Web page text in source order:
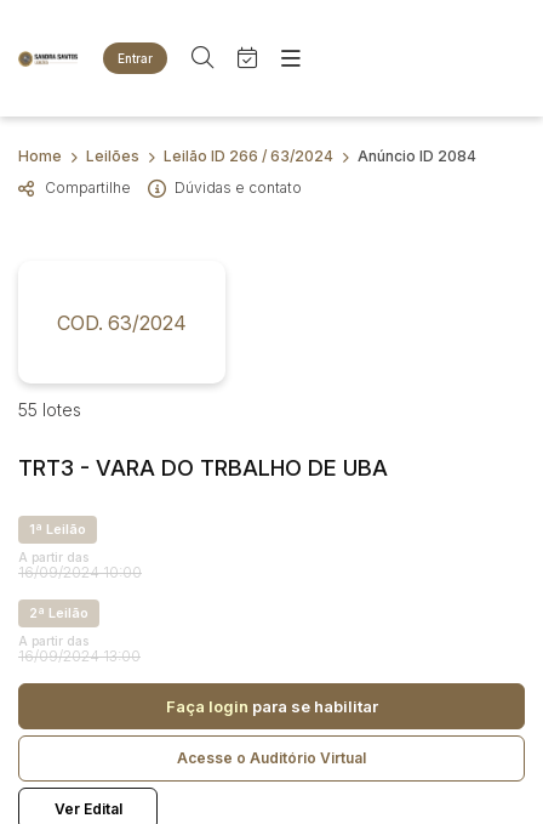
Entrar
Criar conta Entrar
Site
Agenda
Quem Somos
Animais
Imóveis
Terreno
Carros
Reboque
Busca por palavra-chave
Bairro
Judiciais Extrajudiciais
R$
Quem Somos
Home Leilões Leilão ID 266 / 63/2024
Anúncio ID 2084
Compartilhe
Dúvidas e contato
COD. 63/2024
55 lotes
TRT3 - VARA DO TRBALHO DE UBA
1ª Leilão
A partir das
16/09/2024 10:00
2ª Leilão
A partir das
16/09/2024 13:00
Faça login para se habilitar
Acesse o Auditório Virtual
Ver Edital